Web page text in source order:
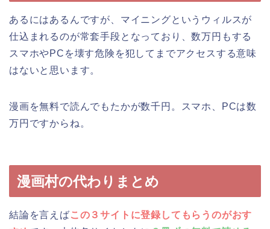
あるにはあるんですが、マイニングというウィルスが
仕込まれるのが常套手段となっており、数万円もする
スマホやPCを壊す危険を犯してまでアクセスする意味
はないと思います。
漫画を無料で読んでもたかが数千円。スマホ、PCは数
万円ですからね。
漫画村の代わりまとめ
結論を言えばこの３サイトに登録してもらうのがおす